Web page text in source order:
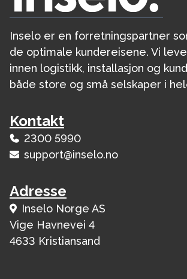
Inselo er en forretningspartner
de optimale kundereisene. Vi
innen logistikk, installasjon og
både store og små selskaper i
Kontakt
2300 5990
support@inselo.no
Adresse
Inselo Norge AS
Vige Havnevei 4
4633 Kristiansand